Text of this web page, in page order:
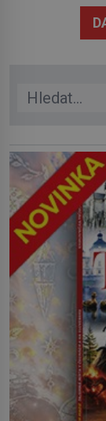
pečlivě
přijme